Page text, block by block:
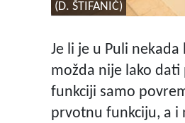
(D. ŠTIFANIĆ)
Je li je u Puli
možda nije lako
funkciji samo
prvotnu funkciju, a i